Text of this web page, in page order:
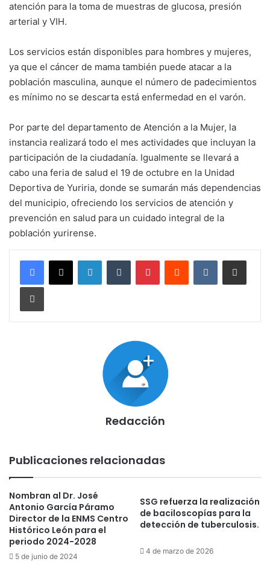
atención para la toma de muestras de glucosa, presión
arterial y VIH.
Los servicios están disponibles para hombres y mujeres,
ya que el cáncer de mama también puede atacar a la
población masculina, aunque el número de padecimientos
es mínimo no se descarta está enfermedad en el varón.
Por parte del departamento de Atención a la Mujer, la
instancia realizará todo el mes actividades que incluyan la
participación de la ciudadanía. Igualmente se llevará a
cabo una feria de salud el 19 de octubre en la Unidad
Deportiva de Yuriria, donde se sumarán más dependencias
del municipio, ofreciendo los servicios de atención y
prevención en salud para un cuidado integral de la
población yurirense.
LinkedInTumblr PinterestReddit VKontakteCompartir por
Imprimir
Redacción
Publicaciones relacionadas
Nombran al Dr. José
Antonio García Páramo
Director de la ENMS Centro
Histórico León para el
periodo 2024-2028
5 de junio de 2024
SSG refuerza la realización
de baciloscopías para la
detección de tuberculosis.
4 de marzo de 2026